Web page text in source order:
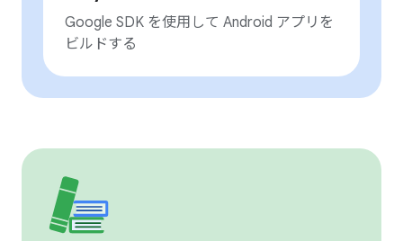
Google SDK を使用して Android アプリを
ビルドする